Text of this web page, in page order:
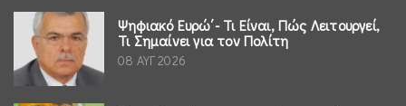
Ψηφιακό Ευρώ΄- Τι Είναι, Πώς Λειτουργεί,
Τι Σημαίνει για τον Πολίτη
08 ΑΥΓ 2026